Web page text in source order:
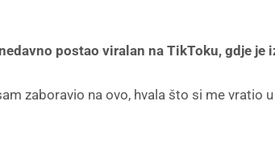
postao viralan na TikToku, gdje
zaboravio na ovo, hvala što si me vratio